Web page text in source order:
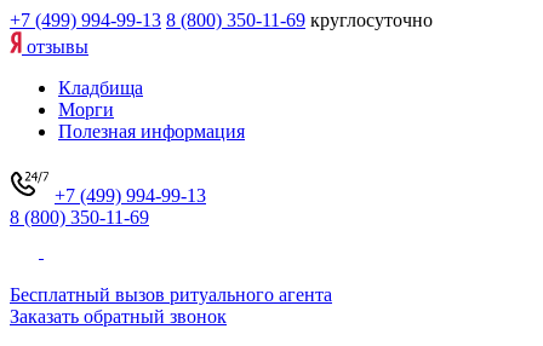
+7 (499) 994-99-13 8 (800) 350-11-69 круглосуточно
отзывы
Кладбища
Морги
Полезная информация
+7 (499) 994-99-13
8 (800) 350-11-69
Бесплатный вызов ритуального агента
Заказать обратный звонок